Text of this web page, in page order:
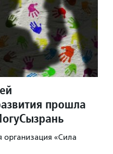
прошла
«Сила